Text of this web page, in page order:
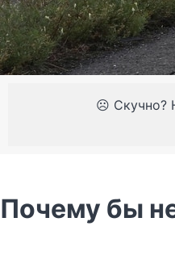
☹️ Скучно?
Почему бы